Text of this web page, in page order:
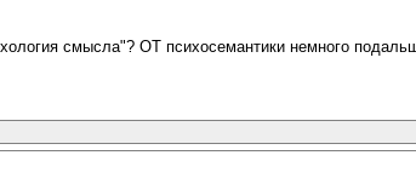
смысла"? ОТ психосемантики немного